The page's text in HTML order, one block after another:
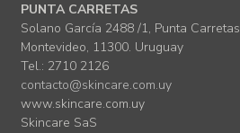
PUNTA CARRETAS
Solano García 2488 /1, Punta Carretas
Montevideo, 11300. Uruguay
Tel.: 2710 2126
contacto@skincare.com.uy
www.skincare.com.uy
Skincare SaS